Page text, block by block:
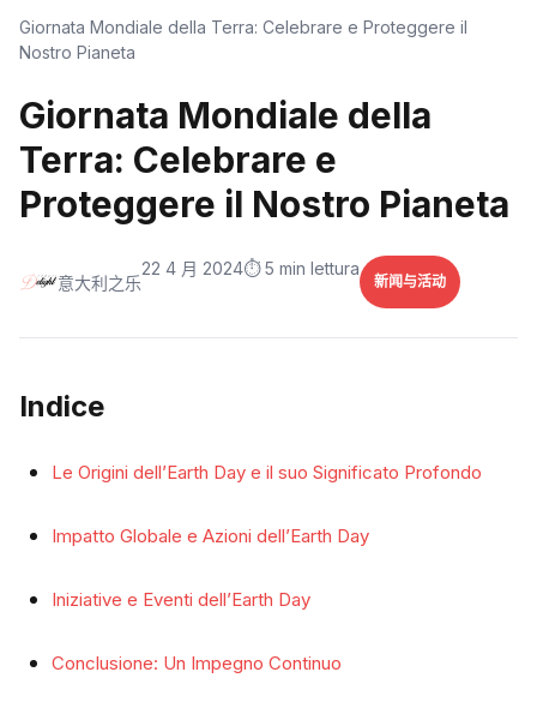
Giornata Mondiale della Terra: Celebrare e Proteggere il
Nostro Pianeta
Giornata Mondiale della
Terra: Celebrare e
Proteggere il Nostro Pianeta
意大利之乐
22 4 月 2024⏱️ 5 min lettura
新闻与活动
Indice
Le Origini dell’Earth Day e il suo Significato Profondo
Impatto Globale e Azioni dell’Earth Day
Iniziative e Eventi dell’Earth Day
Conclusione: Un Impegno Continuo